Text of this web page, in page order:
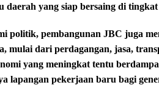
daerah yang siap bersaing di
politik, pembangunan JBC juga
mulai dari perdagangan, jasa,
yang meningkat tentu
lapangan pekerjaan baru bagi